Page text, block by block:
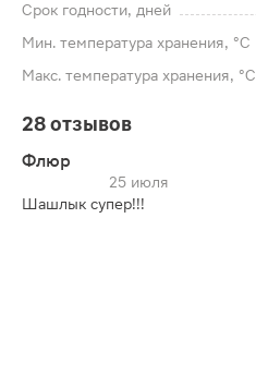
Срок годности, дней
Мин. температура хранения, °C
Макс. температура хранения, °C
28 отзывов
Флюр
25 июля
Шашлык супер!!!